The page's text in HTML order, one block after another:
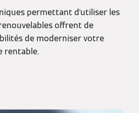
permettant d'utiliser les
offrent de
de moderniser votre
rentable.